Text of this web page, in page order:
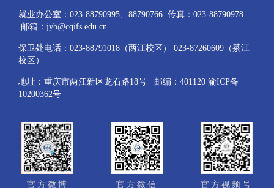
就业办公室：023-88790995、88790766 传真：023-88790978
邮箱：jyb@cqifs.edu.cn
保卫处电话：023-88791018（两江校区） 023-87260609（綦江
校区）
地址：重庆市两江新区龙石路18号 邮编：401120 渝ICP备
10200362号
官方微博 官方微信 官方视频号